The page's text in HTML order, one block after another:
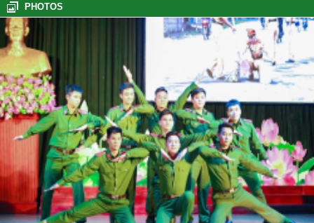
Tổng kết hoạt động thực tế đợt I - K60S
Các sự kiện tiêu biểu của Tuổi trẻ Nhà trường năm học 2023-2024
TÔI LÀM CÔNG AN XÃ
Hoạt động thực tế chính trị của cán bộ, học viên tại Hoà Bình
Hội thi tìm hiểu, sáng kiến về phòng, chống tác hại của thuốc lá
trong tuổi trẻ Trường Cao đẳng Cảnh sát nhân dân I
Tuổi trẻ Trường Cao đẳng CSND I tích cực triển khai đề án 06 của
Chính phủ
PHOTOS